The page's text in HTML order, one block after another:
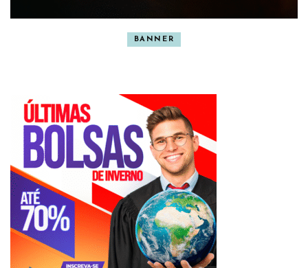
BANNER